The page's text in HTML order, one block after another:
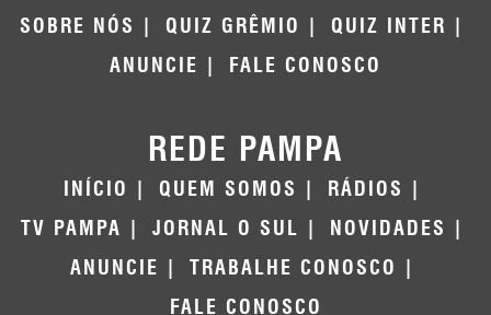
SOBRE NÓS
QUIZ GRÊMIO
QUIZ INTER
ANUNCIE
FALE CONOSCO
REDE PAMPA
INÍCIO QUEM SOMOS
RÁDIOS
TV PAMPA
JORNAL O SUL
NOVIDADES
ANUNCIE
TRABALHE CONOSCO
FALE CONOSCO